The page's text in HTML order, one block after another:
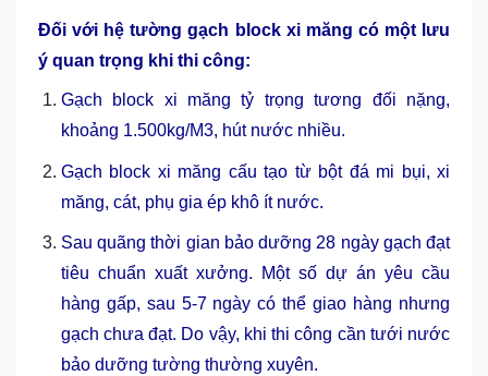
Đối với hệ tường gạch block xi măng có một lưu
ý quan trọng khi thi công:
Gạch block xi măng tỷ trọng tương đối nặng,
khoảng 1.500kg/M3, hút nước nhiều.
Gạch block xi măng cấu tạo từ bột đá mi bụi, xi
măng, cát, phụ gia ép khô ít nước.
Sau quãng thời gian bảo dưỡng 28 ngày gạch đạt
tiêu chuẩn xuất xưởng. Một số dự án yêu cầu
hàng gấp, sau 5-7 ngày có thể giao hàng nhưng
gạch chưa đạt. Do vậy, khi thi công cần tưới nước
bảo dưỡng tường thường xuyên.